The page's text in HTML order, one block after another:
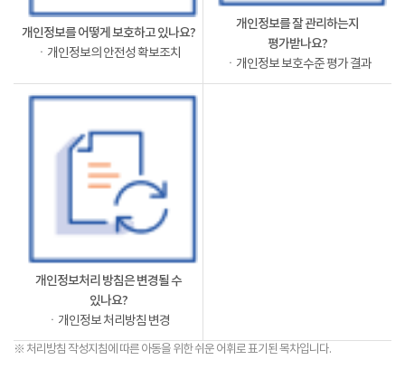
개인정보를 어떻게 보호하고 있나요?
ㆍ개인정보의 안전성 확보조치
개인정보를 잘 관리하는지
평가받나요?
ㆍ개인정보 보호수준 평가 결과
개인정보처리 방침은 변경될 수
있나요?
ㆍ개인정보 처리방침 변경
※ 처리방침 작성지침에 따른 아동을 위한 쉬운 어휘로 표기된 목차입니다.